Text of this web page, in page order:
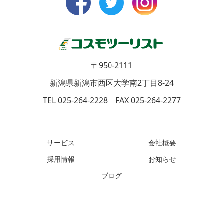
〒950-2111
新潟県新潟市西区大学南2丁目8-24
TEL 025-264-2228 FAX 025-264-2277
サービス
会社概要
採用情報
お知らせ
ブログ